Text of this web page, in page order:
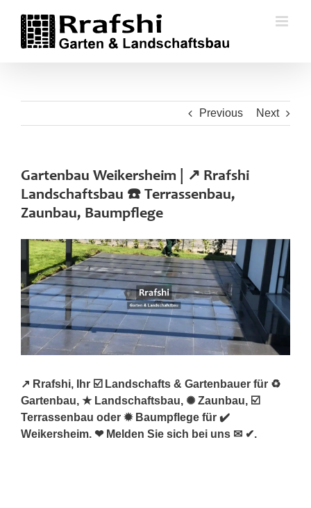
content
Previous Next
Gartenbau Weikersheim | ↗️ Rrafshi
Landschaftsbau ☎️ Terrassenbau,
Zaunbau, Baumpflege
↗️ Rrafshi, Ihr ☑️ Landschafts & Gartenbauer für ♻
Gartenbau, ★ Landschaftsbau, ✺ Zaunbau, ☑️
Terrassenbau oder ✹ Baumpflege für ✔️
Weikersheim. ❤ Melden Sie sich bei uns ✉ ✔.